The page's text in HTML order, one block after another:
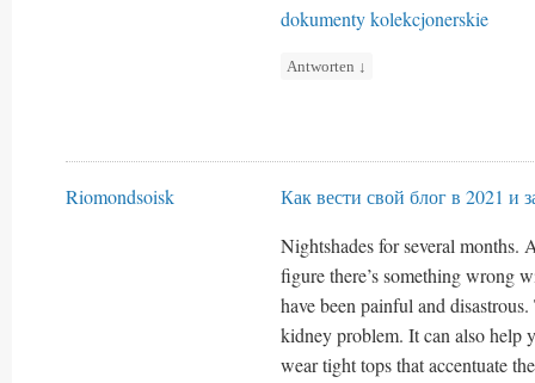
dokumenty kolekcjonerskie
Antworten ↓
Riomondsoisk
Как вести свой блог в 2021 и
Nightshades for several months.
figure there’s something wrong
have been painful and
kidney problem. It can also help
wear tight tops that accentuate